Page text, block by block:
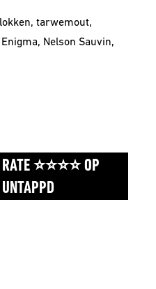
tarwemout,
Nelson Sauvin,
RATE ⭐⭐⭐⭐ OP
UNTAPPD